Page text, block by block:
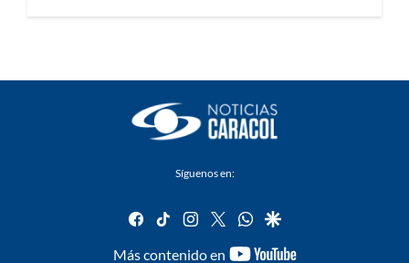
Síguenos en:
facebook
tiktok instagram
twitterwhatsapp
google
Más contenido en
youtube-